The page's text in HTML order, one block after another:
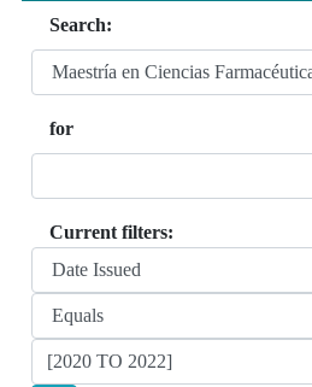
Search:
for
Current filters: